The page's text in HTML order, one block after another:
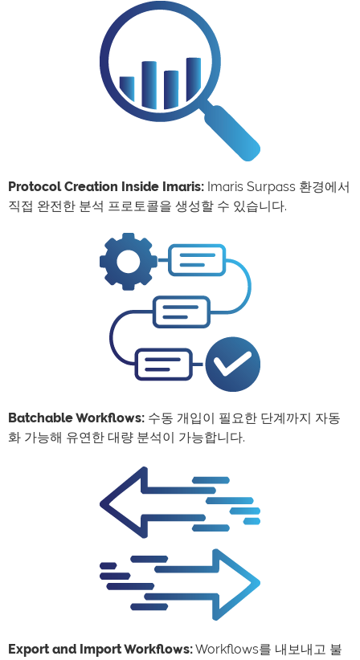
Protocol Creation Inside Imaris: Imaris Surpass 환경에서
직접 완전한 분석 프로토콜을 생성할 수 있습니다.
Batchable Workflows: 수동 개입이 필요한 단계까지 자동
화 가능해 유연한 대량 분석이 가능합니다.
Export and Import Workflows:Workflows를 내보내고 불